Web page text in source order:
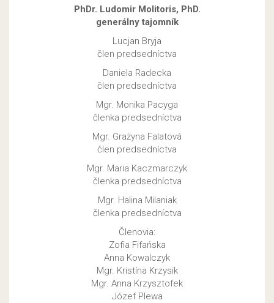
PhDr. Ludomir Molitoris, PhD.
generálny tajomník
Lucjan Bryja
člen predsedníctva
Daniela Radecka
člen predsedníctva
Mgr. Monika Pacyga
členka predsedníctva
Mgr. Grażyna Falatová
člen predsedníctva
Mgr. Maria Kaczmarczyk
členka predsedníctva
Mgr. Halina Milaniak
členka predsedníctva
Členovia:
Zofia Fifańska
Anna Kowalczyk
Mgr. Kristína Krzysik
Mgr. Anna Krzysztofek
Józef Plewa